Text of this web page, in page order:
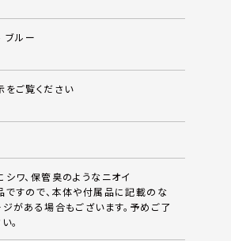
ブルー
をご覧ください
シワ、保管臭のようなニオイ
すので、本体や付属品に記載のな
ジがある場合もございます。予めご了
。